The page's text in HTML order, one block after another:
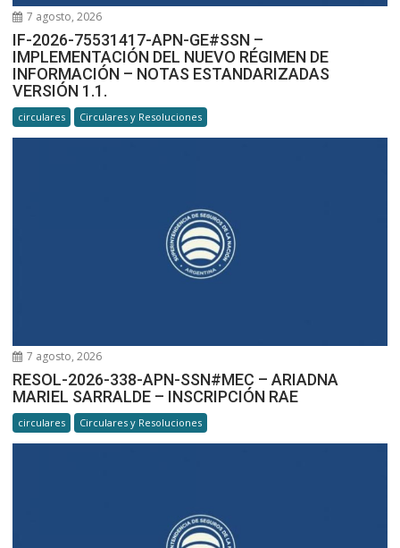
7 agosto, 2026
IF-2026-75531417-APN-GE#SSN –
IMPLEMENTACIÓN DEL NUEVO RÉGIMEN DE
INFORMACIÓN – NOTAS ESTANDARIZADAS
VERSIÓN 1.1.
circulares Circulares y Resoluciones
7 agosto, 2026
RESOL-2026-338-APN-SSN#MEC – ARIADNA
MARIEL SARRALDE – INSCRIPCIÓN RAE
circulares Circulares y Resoluciones